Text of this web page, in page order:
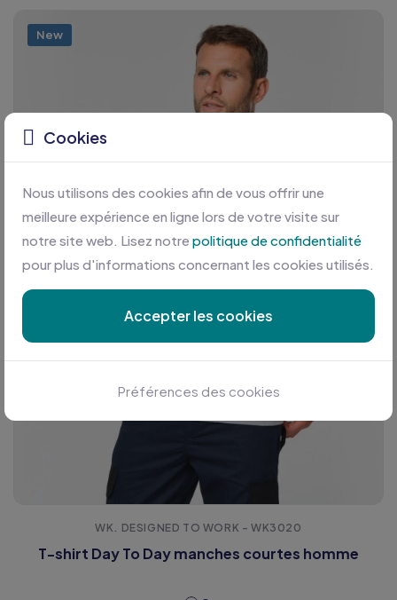
New
WK. DESIGNED TO WORK - WK3020
T-shirt Day To Day manches courtes homme
Cookies
Nous utilisons des cookies afin de vous offrir une
meilleure expérience en ligne lors de votre visite sur
notre site web. Lisez notre politique de confidentialité
pour plus d'informations concernant les cookies utilisés.
Accepter les cookies
Préférences des cookies